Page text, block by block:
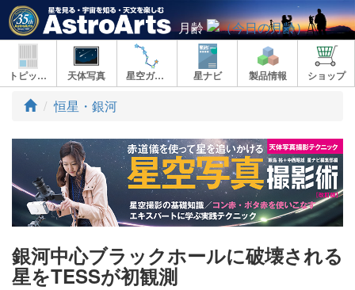
月齢
トピックス 天体写真 星空ガイド 星ナビ 製品情報 ショップ
ト
プ
恒星・銀河
銀河中心ブラックホールに破壊される
星をTESSが初観測